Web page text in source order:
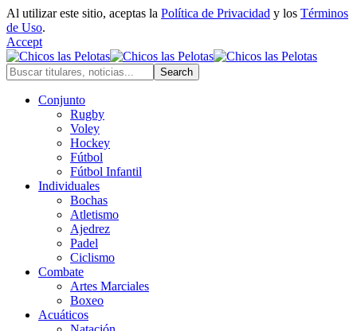
Al utilizar este sitio, aceptas la Política de Privacidad y los Términos
de Uso.
Accept
Conjunto
Rugby
Voley
Hockey
Fútbol
Fútbol Infantil
Individuales
Bochas
Atletismo
Ajedrez
Padel
Ciclismo
Combate
Artes Marciales
Boxeo
Acuáticos